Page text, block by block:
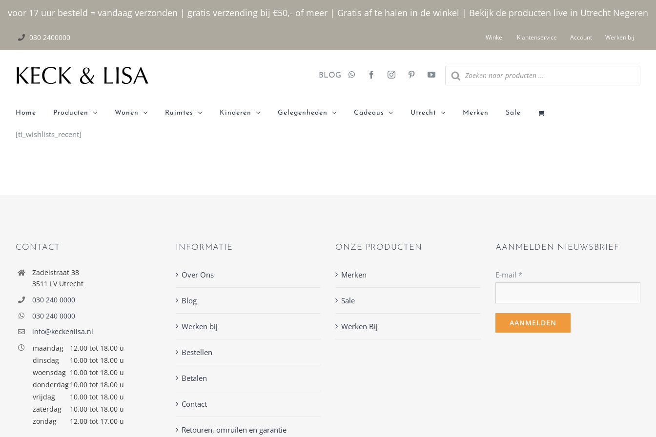
voor 17 uur besteld = vandaag verzonden | gratis verzending bij €50,- of meer | Gratis af te halen in de winkel | Bekijk de producten live in Utrecht Negeren
Ga naar inhoud
030 2400000 Winkel Klantenservice Account Werken bij
BLOG
Producten zoeken
Home Producten Wonen Ruimtes Kinderen Gelegenheden Cadeaus Utrecht Merken Sale
[ti_wishlists_recent]
CONTACT
Zadelstraat 38
3511 LV Utrecht
030 240 0000
030 240 0000
info@keckenlisa.nl
maandag
12.00 tot 18.00 u
dinsdag
10.00 tot 18.00 u
woensdag 10.00 tot 18.00 u
donderdag10.00 tot 18.00 u
vrijdag
10.00 tot 18.00 u
zaterdag
10.00 tot 18.00 u
zondag
12.00 tot 17.00 u
INFORMATIE
Over Ons
Blog
Werken bij
Bestellen
Betalen
Contact
Retouren, omruilen en garantie
ONZE PRODUCTEN
Merken
Sale
Werken Bij
AANMELDEN NIEUWSBRIEF
E-mail *